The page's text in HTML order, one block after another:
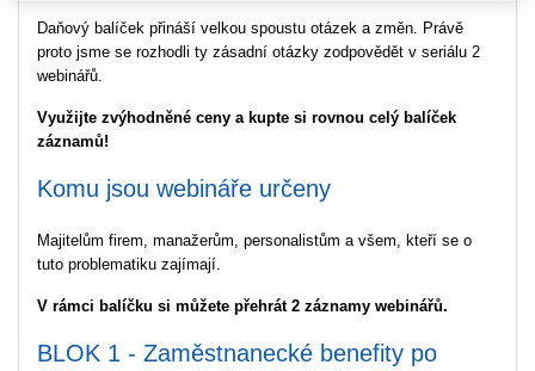
Daňový balíček přináší velkou spoustu otázek a změn. Právě
proto jsme se rozhodli ty zásadní otázky zodpovědět v seriálu 2
webinářů.
Využijte zvýhodněné ceny a kupte si rovnou celý balíček
záznamů!
Komu jsou webináře určeny
Majitelům firem, manažerům, personalistům a všem, kteří se o
tuto problematiku zajímají.
V rámci balíčku si můžete přehrát 2 záznamy webinářů.
BLOK 1 - Zaměstnanecké benefity po